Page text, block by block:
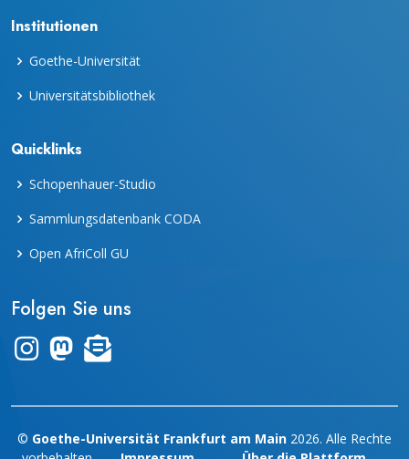
Institutionen
Goethe-Universität
Universitätsbibliothek
Quicklinks
Schopenhauer-Studio
Sammlungsdatenbank CODA
Open AfriColl GU
Folgen Sie uns
Link zum Instagram-Kanal "frankfurter_dinge"
Zum Mastodon-Account der UB Frankfurt
Zur Übersicht des Newsletters "leporello"
© Goethe-Universität Frankfurt am Main 2026. Alle Rechte